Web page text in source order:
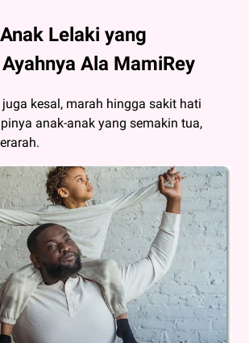
Lelaki yang
Ala MamiRey
kesal, marah hingga sakit hati
anak-anak yang semakin tua,